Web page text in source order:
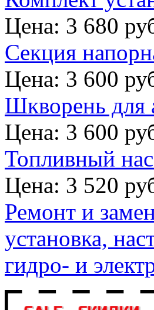
Цена: 3 680
Секция
Цена: 3 600
Шкворень для
Цена: 3 600
Топливный
Цена: 3 520
Ремонт и
установка,
гидро- и